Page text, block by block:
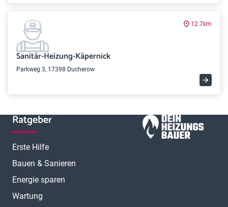
12.7km
Sanitär-Heizung-Käpernick
Parkweg 3, 17398 Ducherow
Ratgeber
Erste Hilfe
Bauen & Sanieren
Energie sparen
Wartung